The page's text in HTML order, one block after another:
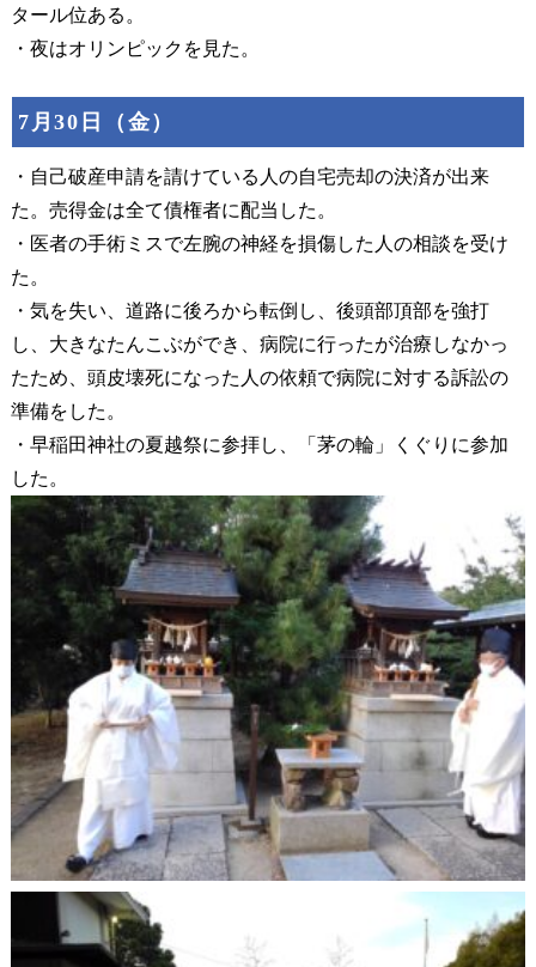
タール位ある。
・夜はオリンピックを見た。
7月30日（金）
・自己破産申請を請けている人の自宅売却の決済が出来
た。売得金は全て債権者に配当した。
・医者の手術ミスで左腕の神経を損傷した人の相談を受け
た。
・気を失い、道路に後ろから転倒し、後頭部頂部を強打
し、大きなたんこぶができ、病院に行ったが治療しなかっ
たため、頭皮壊死になった人の依頼で病院に対する訴訟の
準備をした。
・早稲田神社の夏越祭に参拝し、「茅の輪」くぐりに参加
した。